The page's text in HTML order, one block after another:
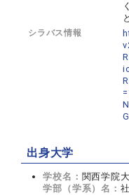
シラバス情報
出身大学
学校名： 関西学院
学部（学系）名：